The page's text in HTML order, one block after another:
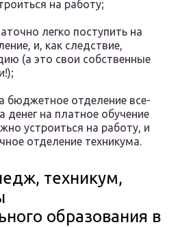
на работу;
легко поступить на
и, как следствие,
(а это свои собственные
бюджетное отделение все-
денег на платное обучение
устроиться на работу, и
отделение техникума.
техникум,
образования в